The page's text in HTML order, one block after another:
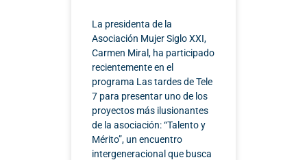
La presidenta de la
Asociación Mujer Siglo XXI,
Carmen Miral, ha participado
recientemente en el
programa Las tardes de Tele
7 para presentar uno de los
proyectos más ilusionantes
de la asociación: “Talento y
Mérito”, un encuentro
intergeneracional que busca